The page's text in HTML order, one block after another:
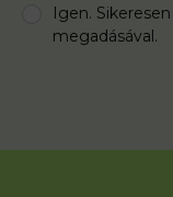
Igen.
megadásával.